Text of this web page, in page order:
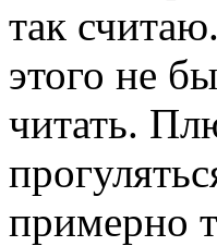
так
этого не
читать.
примерно